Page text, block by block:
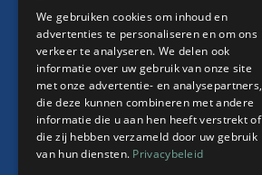
HR Abonnement
Contract “thuiswerken”
Whitepaper Faillissement debiteur
Over ons
Team
We gebruiken cookies om inhoud en
advertenties te personaliseren en om ons
verkeer te analyseren. We delen ook
informatie over uw gebruik van onze site
met onze advertentie- en analysepartners,
die deze kunnen combineren met andere
informatie die u aan hen heeft verstrekt of
die zij hebben verzameld door uw gebruik
van hun diensten. Privacybeleid